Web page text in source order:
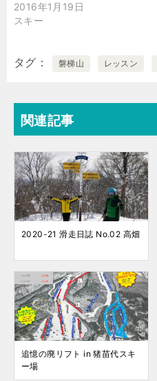
2016年1月19日
スキー
タグ 磐梯山 レッスン
関連記事
2020-21 滑走日誌 No.02 高畑
追憶の廃リフト in 猪苗代スキ
ー場